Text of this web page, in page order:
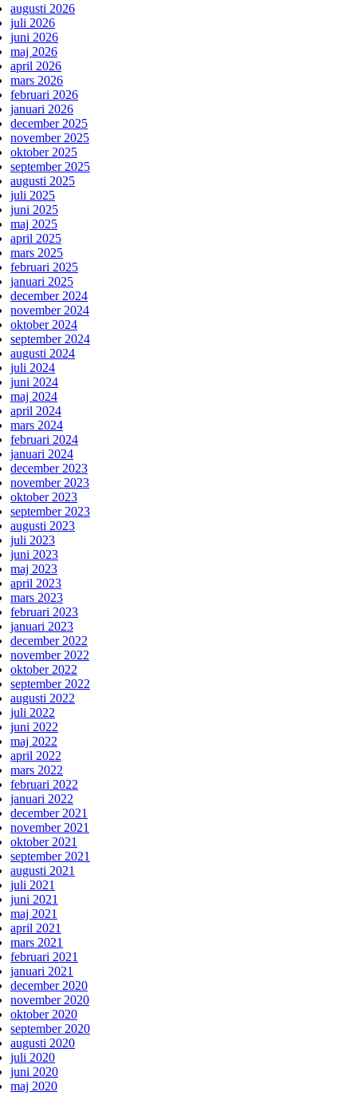
augusti 2026
juli 2026
juni 2026
maj 2026
april 2026
mars 2026
februari 2026
januari 2026
december 2025
november 2025
oktober 2025
september 2025
augusti 2025
juli 2025
juni 2025
maj 2025
april 2025
mars 2025
februari 2025
januari 2025
december 2024
november 2024
oktober 2024
september 2024
augusti 2024
juli 2024
juni 2024
maj 2024
april 2024
mars 2024
februari 2024
januari 2024
december 2023
november 2023
oktober 2023
september 2023
augusti 2023
juli 2023
juni 2023
maj 2023
april 2023
mars 2023
februari 2023
januari 2023
december 2022
november 2022
oktober 2022
september 2022
augusti 2022
juli 2022
juni 2022
maj 2022
april 2022
mars 2022
februari 2022
januari 2022
december 2021
november 2021
oktober 2021
september 2021
augusti 2021
juli 2021
juni 2021
maj 2021
april 2021
mars 2021
februari 2021
januari 2021
december 2020
november 2020
oktober 2020
september 2020
augusti 2020
juli 2020
juni 2020
maj 2020